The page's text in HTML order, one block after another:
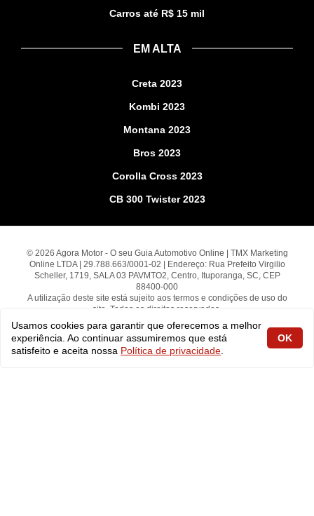
Carros até R$ 15 mil
EM ALTA
Creta 2023
Kombi 2023
Montana 2023
Bros 2023
Corolla Cross 2023
CB 300 Twister 2023
© 2026 Agora Motor - O seu Guia Automotivo Online | TMX Marketing
Online LTDA | 29.788.663/0001-02 | Endereço: Rua Prefeito Virgilio
Scheller, 1719, SALA 03 PAVMTO2, Centro, Ituporanga, SC, CEP
88400-000
A utilização deste site está sujeito aos termos e condições de uso do
site. Todos os direitos reservados.
fabiolobo
Usamos cookies para garantir que oferecemos a melhor
experiência. Ao continuar assumiremos que está
satisfeito e aceita nossa Política de privacidade
OK